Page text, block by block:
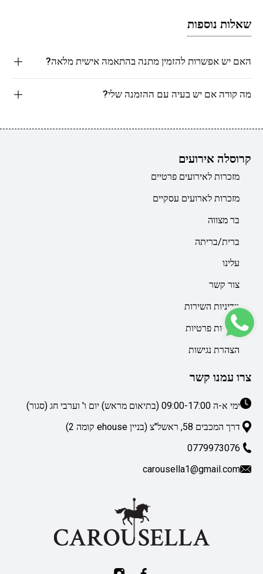
שאלות נוספות
האם יש אפשרות להזמין מתנה בהתאמה אישית מלאה?
מה קורה אם יש בעיה עם ההזמנה שלי?
קרוסלה אירועים
מזכרות לאירועים פרטיים
מזכרות לארועים עסקיים
בר מצווה
ברית/בריתה
עלינו
צור קשר
מדיניות השירות
מדיניות פרטיות
הצהרת נגישות
צרו עמנו קשר
ימי א-ה 09:00-17:00 (בתיאום מראש) יום ו' וערבי חג (סגור)
דרך המכבים 58, ראשל"צ (בניין ehouse קומה 2)
0779973076
carousella1@gmail.com